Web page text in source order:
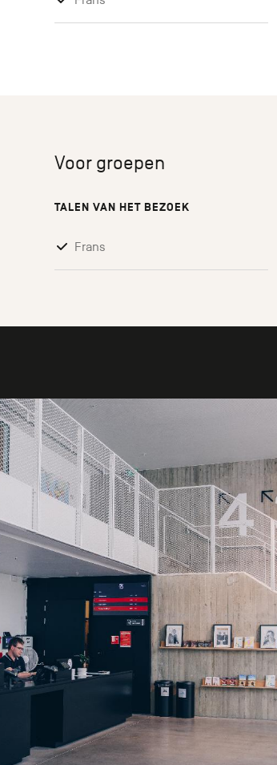
Voor groepen
TALEN VAN HET BEZOEK
Frans